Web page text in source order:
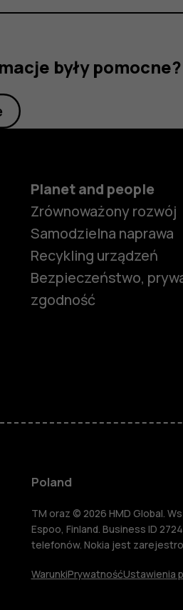
Terra
były pomocne?
Planet and people
Zrównoważony rozwój
Samodzielna naprawa
Recykling urządzeń
Bezpieczeństwo,
zgodność
Poland
TM oraz © 2026 HMD Global.
Espoo, Finland. Business ID
telefonów. Nokia jest
WarunkiPrywatnośćUstawienia